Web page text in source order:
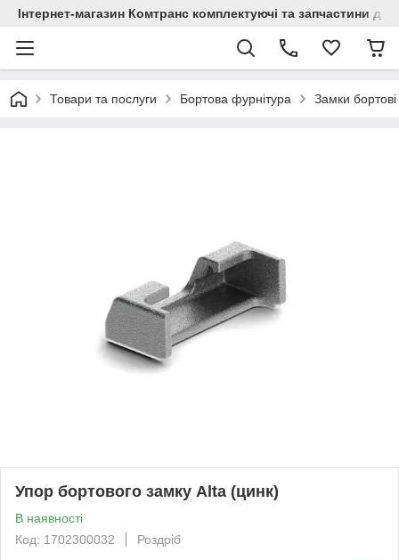
Інтернет-магазин Комтранс комплектуючі та запчастини
Товари та послуги Бортова фурнітура Замки бортові
Упор бортового замку Alta (цинк)
В наявності
Код: 1702300032
Роздріб